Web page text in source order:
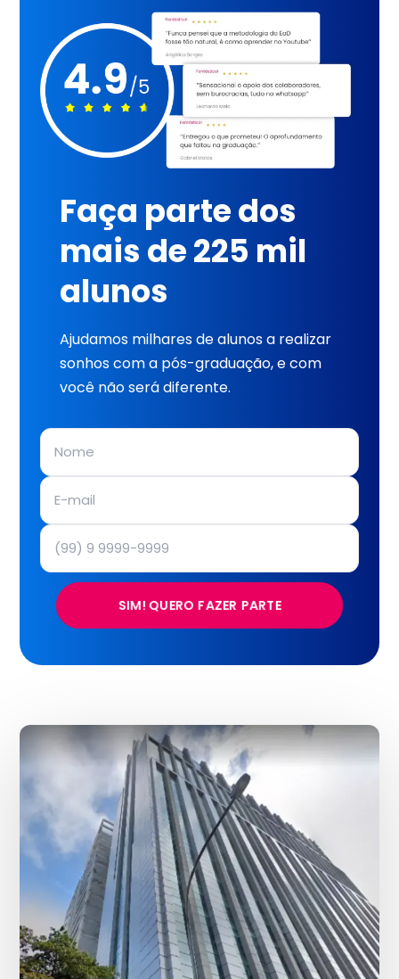
Faça parte dos
mais de 225 mil
alunos
Ajudamos milhares de alunos a realizar
sonhos com a pós-graduação, e com
você não será diferente.
SIM! QUERO FAZER PARTE